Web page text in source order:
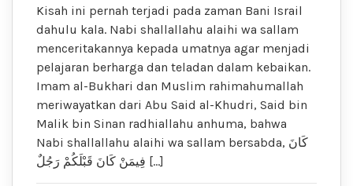
Kisah ini pernah terjadi pada zaman Bani Israil
dahulu kala. Nabi shallallahu alaihi wa sallam
menceritakannya kepada umatnya agar menjadi
pelajaran berharga dan teladan dalam kebaikan.
Imam al-Bukhari dan Muslim rahimahumallah
meriwayatkan dari Abu Said al-Khudri, Said bin
Malik bin Sinan radhiallahu anhuma, bahwa
Nabi shallallahu alaihi wa sallam bersabda, كَانَ
فِيمَنْ كَانَ قَبْلَكُمْ رَجُلٌ […]